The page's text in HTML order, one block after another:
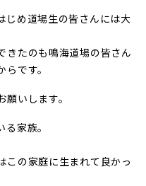
じめ道場生の皆さんには大
きたのも鳴海道場の皆さん
です。
いします。
家族。
この家庭に生まれて良かっ